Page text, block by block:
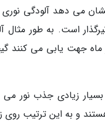
می دهد آلودگی نوری
است. به طور
ماه جهت یابی می کنند
زیادی جذب نور
و به این ترتیب روی